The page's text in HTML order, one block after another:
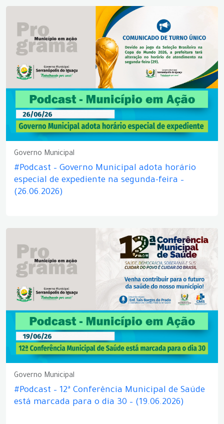
Governo Municipal
#Podcast – Governo Municipal adota horário
especial de expediente na segunda-feira –
(26.06.2026)
Governo Municipal
#Podcast – 12ª Conferência Municipal de Saúde
está marcada para o dia 30 – (19.06.2026)